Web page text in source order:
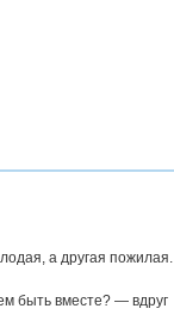
а другая пожилая.
быть вместе? — вдруг